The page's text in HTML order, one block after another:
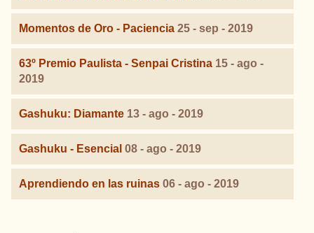
Momentos de Oro - Paciencia 25 - sep - 2019
63º Premio Paulista - Senpai Cristina 15 - ago -
2019
Gashuku: Diamante 13 - ago - 2019
Gashuku - Esencial 08 - ago - 2019
Aprendiendo en las ruinas 06 - ago - 2019